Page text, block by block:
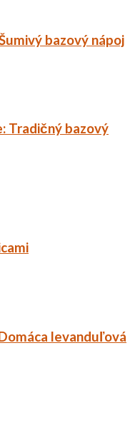
bazový nápoj
Tradičný bazový
levanduľová